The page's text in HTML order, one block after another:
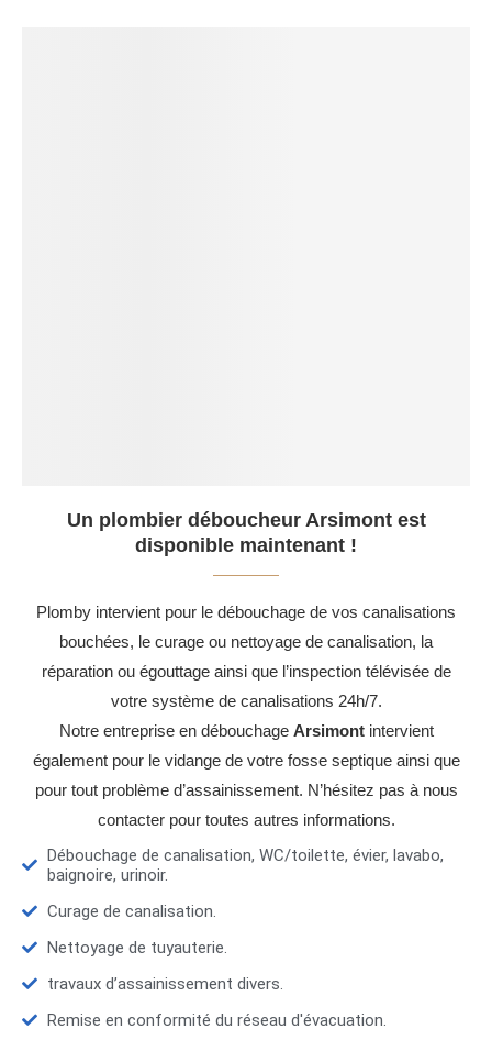
Un plombier déboucheur Arsimont est
disponible maintenant !
Plomby intervient pour le débouchage de vos canalisations
bouchées, le curage ou nettoyage de canalisation, la
réparation ou égouttage ainsi que l’inspection télévisée de
votre système de canalisations 24h/7.
Notre entreprise en débouchage Arsimontintervient
également pour le vidange de votre fosse septique ainsi que
pour tout problème d’assainissement. N’hésitez pas à nous
contacter pour toutes autres informations.
Débouchage de canalisation, WC/toilette, évier, lavabo,
baignoire, urinoir.
Curage de canalisation.
Nettoyage de tuyauterie.
travaux d’assainissement divers.
Remise en conformité du réseau d'évacuation.